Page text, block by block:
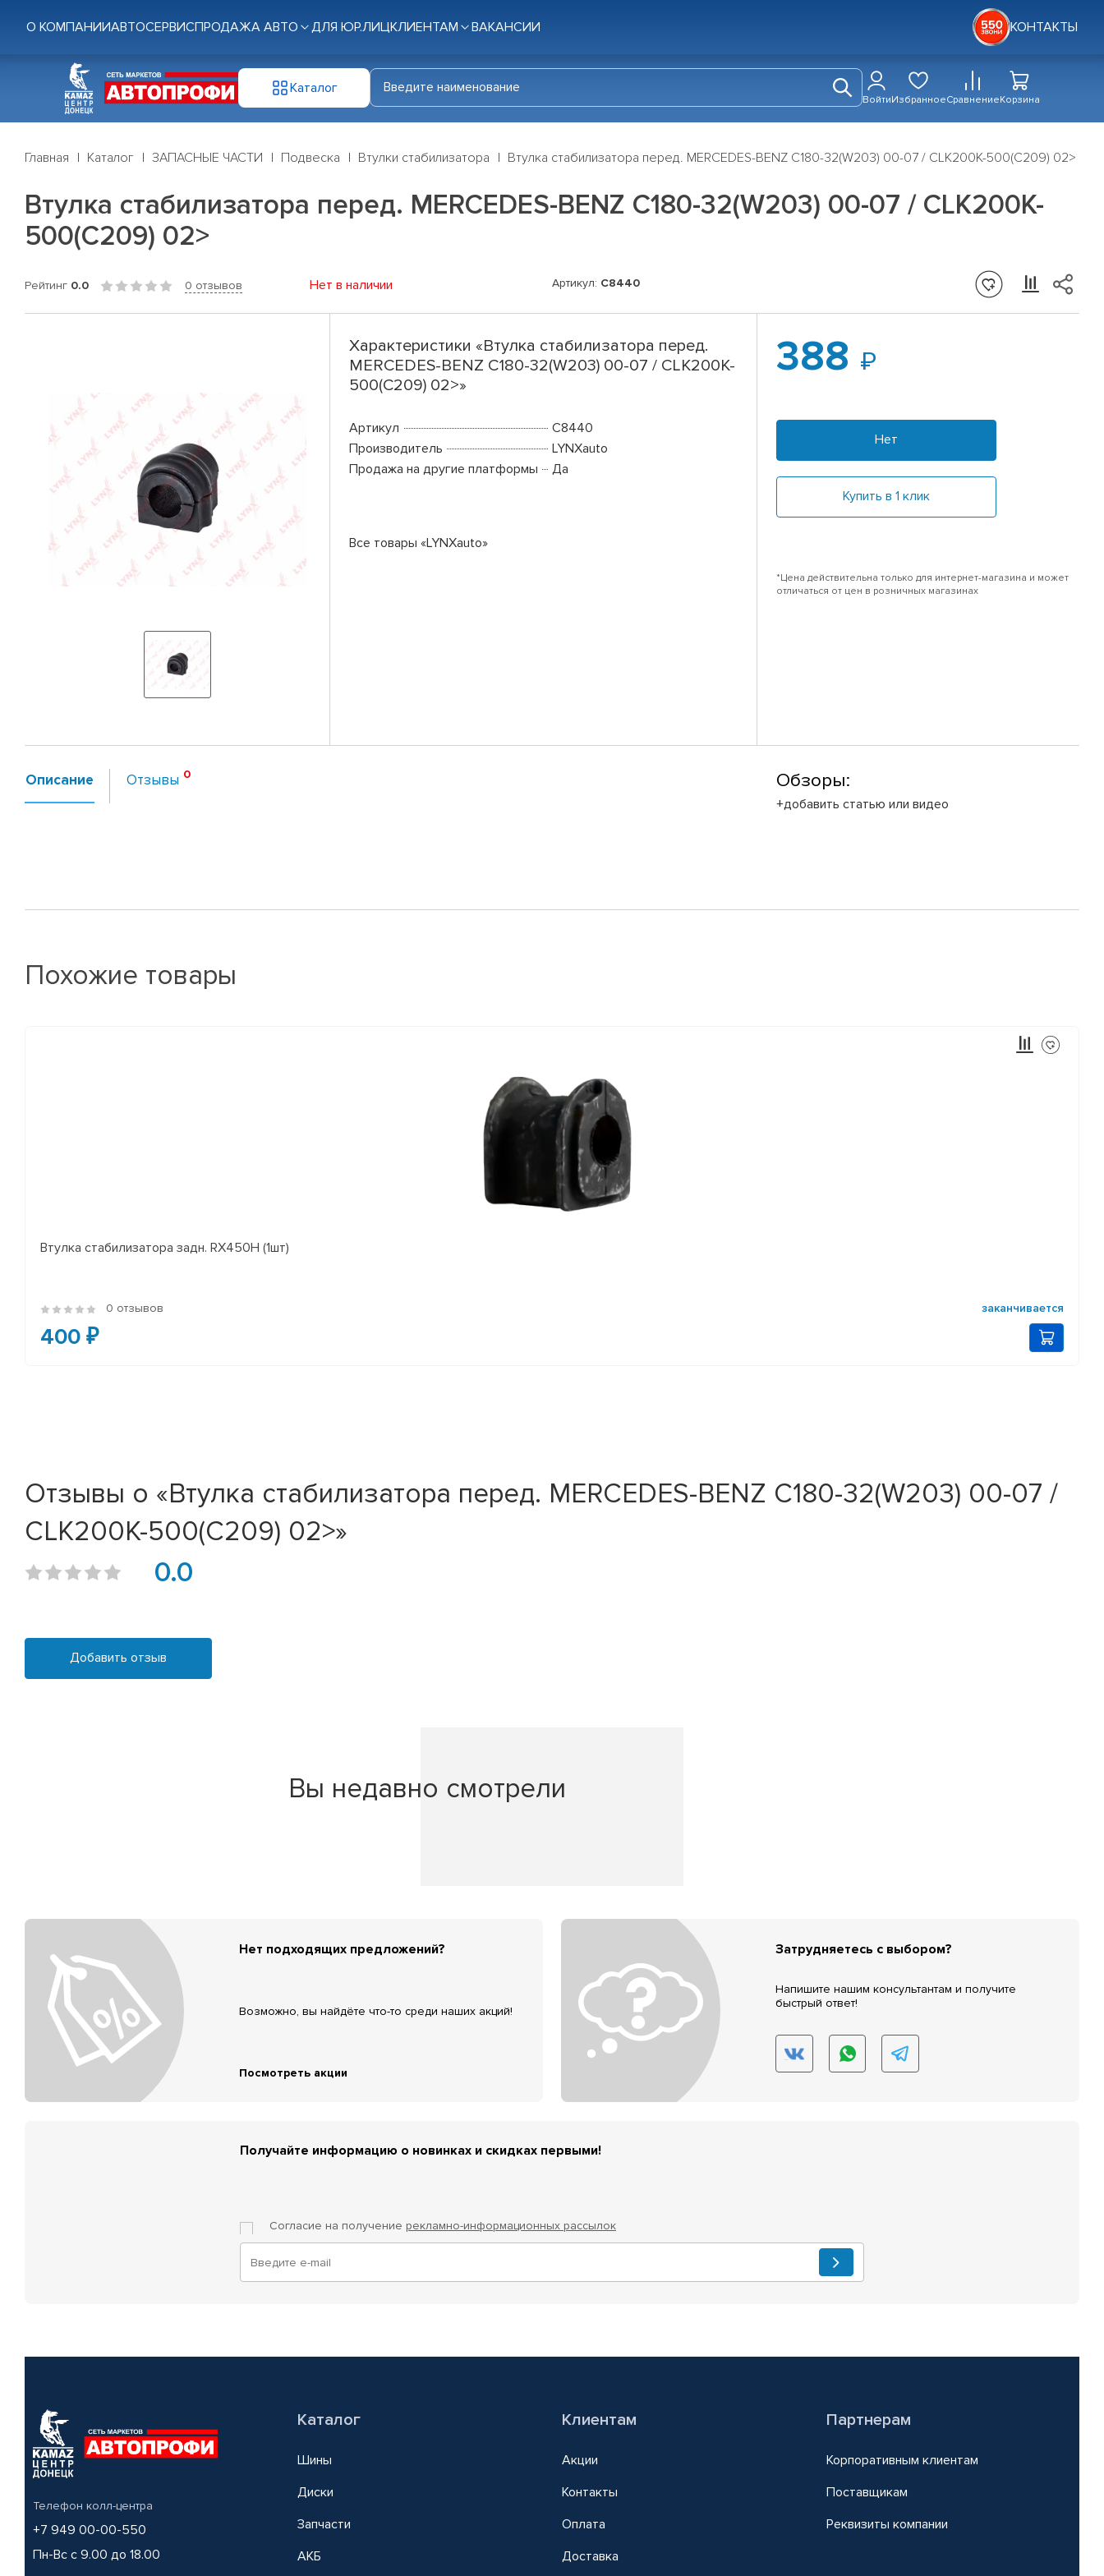
О КОМПАНИИАВТОСЕРВИСПРОДАЖА АВТО ДЛЯ ЮР.ЛИЦКЛИЕНТАМ ВАКАНСИИ КОНТАКТЫ
Каталог
ВойтиИзбранноеСравнениеКорзина
Главная Каталог ЗАПАСНЫЕ ЧАСТИ Подвеска Втулки стабилизатора Втулка стабилизатора перед. MERCEDES-BENZ C180-32(W203) 00-07 / CLK200K-500(C209) 02>
Втулка стабилизатора перед. MERCEDES-BENZ C180-32(W203) 00-07 / CLK200K-
500(C209) 02>
Рейтинг 0.0 0 отзывов Нет в наличии Артикул: C8440
Характеристики «Втулка стабилизатора перед.
MERCEDES-BENZ C180-32(W203) 00-07 / CLK200K-
500(C209) 02>»
Артикул
C8440
Производитель
LYNXauto
Продажа на другие платформы
Да
Все товары «LYNXauto»
388
Нет
Купить в 1 клик
*Цена действительна только для интернет-магазина и может
отличаться от цен в розничных магазинах
Описание Отзывы Обзоры:
+добавить статью или видео
Похожие товары
Втулка стабилизатора задн. RX450H (1шт)
0 отзывов заканчивается
400 ₽
Отзывы о «Втулка стабилизатора перед. MERCEDES-BENZ C180-32(W203) 00-07 /
CLK200K-500(C209) 02>»
0.0
Добавить отзыв
Вы недавно смотрели
Нет подходящих предложений?
Возможно, вы найдёте что-то среди наших акций!
Посмотреть акции
Затрудняетесь с выбором?
Напишите нашим консультантам и получите
быстрый ответ!
Получайте информацию о новинках и скидках первыми!
Согласие на получение рекламно-информационных рассылок
Телефон колл-центра
+7 949 00-00-550
Пн-Вс с 9.00 до 18.00
Каталог
Шины
Диски
Запчасти
АКБ
Клиентам
Акции
Контакты
Оплата
Доставка
Партнерам
Корпоративным клиентам
Поставщикам
Реквизиты компании